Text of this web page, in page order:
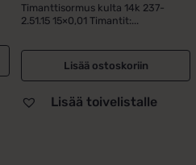
Timanttisormus kulta 14k 237-
2.51.15 15×0,01 Timantit:...
Lisää ostoskoriin
Lisää toivelistalle